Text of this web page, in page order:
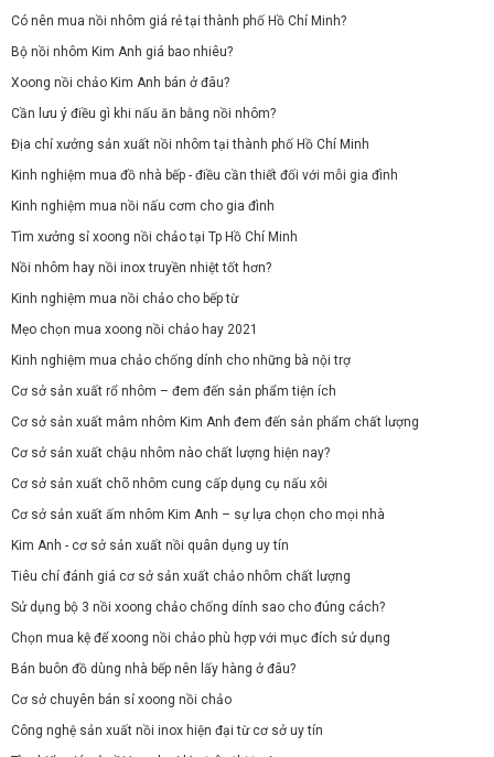
Có nên mua nồi nhôm giá rẻ tại thành phố Hồ Chí Minh?
Bộ nồi nhôm Kim Anh giá bao nhiêu?
Xoong nồi chảo Kim Anh bán ở đâu?
Cần lưu ý điều gì khi nấu ăn bằng nồi nhôm?
Địa chỉ xưởng sản xuất nồi nhôm tại thành phố Hồ Chí Minh
Kinh nghiệm mua đồ nhà bếp - điều cần thiết đối với mỗi gia đình
Kinh nghiệm mua nồi nấu cơm cho gia đình
Tìm xưởng sỉ xoong nồi chảo tại Tp Hồ Chí Minh
Nồi nhôm hay nồi inox truyền nhiệt tốt hơn?
Kinh nghiệm mua nồi chảo cho bếp từ
Mẹo chọn mua xoong nồi chảo hay 2021
Kinh nghiệm mua chảo chống dính cho những bà nội trợ
Cơ sở sản xuất rổ nhôm – đem đến sản phẩm tiện ích
Cơ sở sản xuất mâm nhôm Kim Anh đem đến sản phẩm chất lượng
Cơ sở sản xuất chậu nhôm nào chất lượng hiện nay?
Cơ sở sản xuất chõ nhôm cung cấp dụng cụ nấu xôi
Cơ sở sản xuất ấm nhôm Kim Anh – sự lựa chọn cho mọi nhà
Kim Anh - cơ sở sản xuất nồi quân dụng uy tín
Tiêu chí đánh giá cơ sở sản xuất chảo nhôm chất lượng
Sử dụng bộ 3 nồi xoong chảo chống dính sao cho đúng cách?
Chọn mua kệ để xoong nồi chảo phù hợp với mục đích sử dụng
Bán buôn đồ dùng nhà bếp nên lấy hàng ở đâu?
Cơ sở chuyên bán sỉ xoong nồi chảo
Công nghệ sản xuất nồi inox hiện đại từ cơ sở uy tín